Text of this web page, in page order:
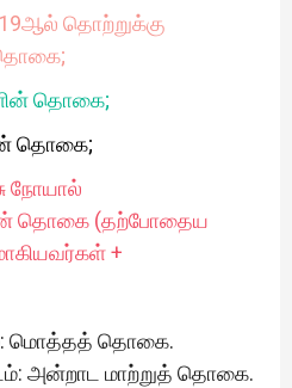
19ஆல் தொற்றுக்கு
தொகை;
தொகை;
நோயால்
தொகை (தற்போதைய
+
மொத்தத் தொகை.
அன்றாட மாற்றுத் தொகை.